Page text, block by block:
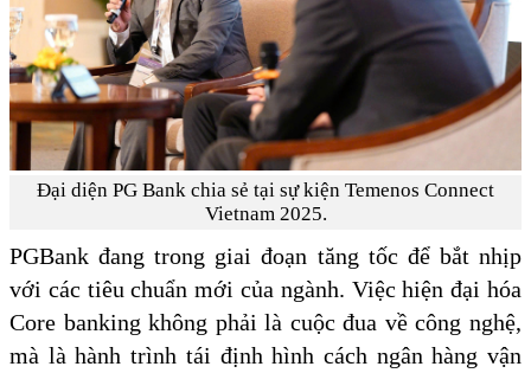
Đại diện PG Bank chia sẻ tại sự kiện Temenos Connect
Vietnam 2025.
PGBank đang trong giai đoạn tăng tốc để bắt nhịp
với các tiêu chuẩn mới của ngành. Việc hiện đại hóa
Core banking không phải là cuộc đua về công nghệ,
mà là hành trình tái định hình cách ngân hàng vận